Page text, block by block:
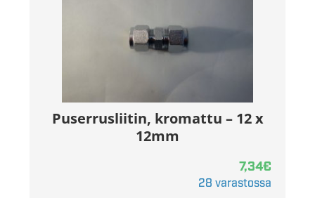
Puserrusliitin, kromattu – 12 x
12mm
7,34€
28 varastossa